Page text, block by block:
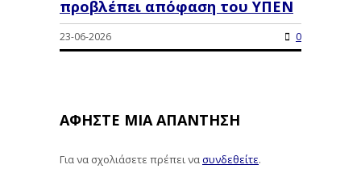
προβλέπει απόφαση του ΥΠΕΝ
23-06-2026 0
ΑΦΉΣΤΕ ΜΙΑ ΑΠΆΝΤΗΣΗ
Για να σχολιάσετε πρέπει νασυνδεθείτε.